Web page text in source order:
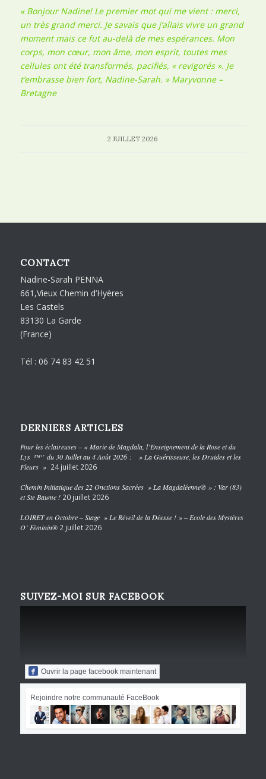
« Bonjour Nadine! Le premier mot qui me vient : merci,
un très grand merci. Je savais que j’allais vivre un grand
moment mais ce fut au-delà de mes espérances. Mon
corps, mon cœur, mon âme, mon esprit, toutes mes
cellules ont été transformés, pacifiés, « revigorés ». Je
t’embrasse bien fort, Nadine-Sarah. » Maryvonne –
Bretagne
2 JUILLET 2026
CONTACT
Nadine-Sarah PENNA
661,Vieux Chemin d’Hyères
Les Castels
83130 La Garde
(France)
Tél : 06 74 83 42 51
DERNIERS ARTICLES
Pour les éclaireuses – « Marie de Magdala, l’Enseignement de la Rose et du
Lys ™‘’ du 30 Juillet au 4 Août 2026 : » La Guérisseuse, les Druides et les
Fleurs » 24 juillet 2026
Chemin Initiatique des 22 Onctions Sacrées » La Magdaléenne® » : Var (83)
et Ste Baume ! 20 juillet 2026
LOIRET en Octobre – Stage » Le Réveil de la Déesse ! » – Ecole des Mystères
O’ Féminin® 2 juillet 2026
SUIVEZ-MOI SUR FACEBOOK
Ouvrir la page facebook maintenant
Rejoindre notre communauté FaceBook